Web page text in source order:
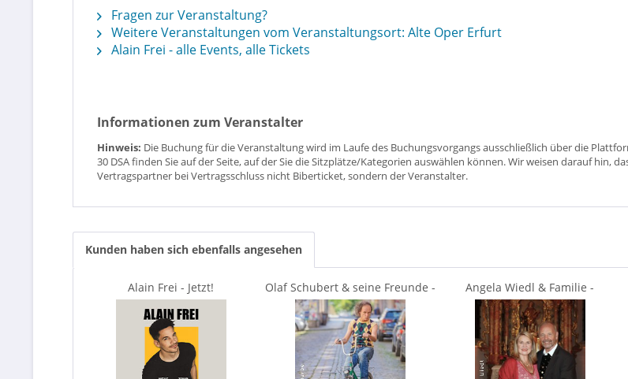
Fragen zur Veranstaltung?
Weitere Veranstaltungen vom Veranstaltungsort: Alte Oper Erfurt
Alain Frei - alle Events, alle Tickets
Informationen zum Veranstalter
Hinweis: Die Buchung für die Veranstaltung wird im Laufe des Buchungsvorgangs ausschließlich über die
30 DSA finden Sie auf der Seite, auf der Sie die Sitzplätze/Kategorien auswählen können. Wir weisen darauf hin,
Vertragspartner bei Vertragsschluss nicht Biberticket, sondern der Veranstalter.
Kunden haben sich ebenfalls angesehen
Alain Frei - Jetzt!
Olaf Schubert & seine Freunde -
Jetzt oder now!
Angela Wiedl & Familie -
Festliches...